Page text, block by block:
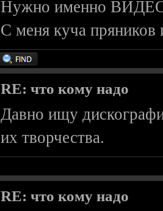
Нужно именно
С меня куча пряников
RE: что кому надо
Давно ищу
их творчества.
RE: что кому надо